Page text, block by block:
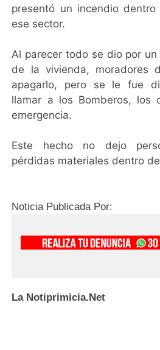
presentó un incendio
ese sector.
Al parecer todo se dio por
de la vivienda, moradores
apagarlo, pero se le fue
llamar a los Bomberos, los
emergencia.
Este hecho no dejo
pérdidas materiales dentro
Noticia Publicada Por:
La Notiprimicia.Net